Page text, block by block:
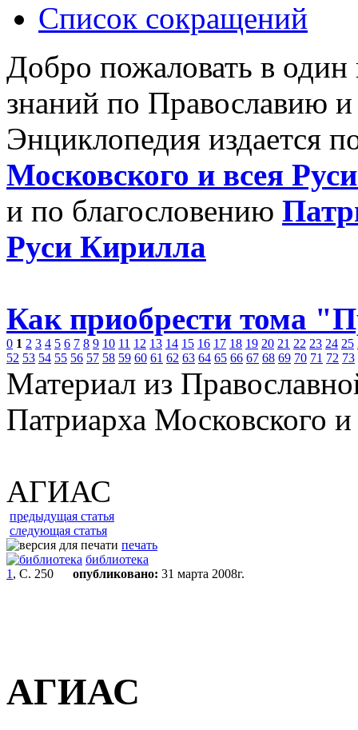
Список сокращений
Добро пожаловать в
знаний по Православию
Энциклопедия издается
Московского и всея
и по благословению
Руси Кирилла
Как приобрести тома
0 1 2 3 4 5 6 7 8 9 10 11 12 13 14 15 16 17 18 19 20 21 22 23 24 25
52 53 54 55 56 57 58 59 60 61 62 63 64 65 66 67 68 69 70 71 72 73
Материал из
Патриарха Московского
АГИАС
предыдущая статья
следующая статья
печать
библиотека
1 , С. 250 опубликовано: 31 марта 2008г.
АГИАС